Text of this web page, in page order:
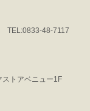
TEL:0833-48-7117
ストアベニュー1F